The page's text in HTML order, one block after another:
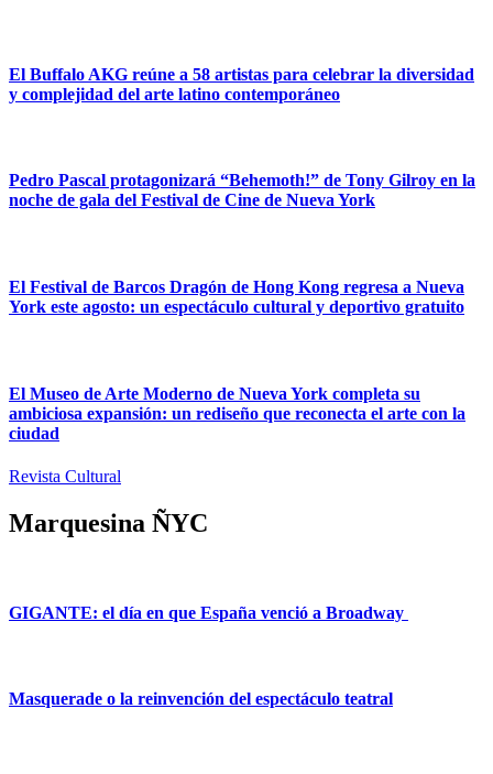
El Buffalo AKG reúne a 58 artistas para celebrar la diversidad
y complejidad del arte latino contemporáneo
Pedro Pascal protagonizará “Behemoth!” de Tony Gilroy en la
noche de gala del Festival de Cine de Nueva York
El Festival de Barcos Dragón de Hong Kong regresa a Nueva
York este agosto: un espectáculo cultural y deportivo gratuito
El Museo de Arte Moderno de Nueva York completa su
ambiciosa expansión: un rediseño que reconecta el arte con la
ciudad
Revista Cultural
Marquesina ÑYC
GIGANTE: el día en que España venció a Broadway
Masquerade o la reinvención del espectáculo teatral